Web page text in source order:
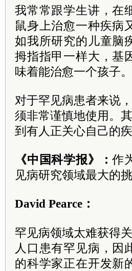
我常常跟学生讲，在
鼠身上治愈一种疾病
如我所研究的儿童脑
拇指指甲一样大，基
味着能治愈一个孩子。
对于罕见病患者来说
须非常谨慎地使用。
到有人正关心自己的
《中国科学报》：作
见病研究领域最大的
David Pearce：
罕见病领域太难获得
人口患有罕见病，因
的科学家正在开发新